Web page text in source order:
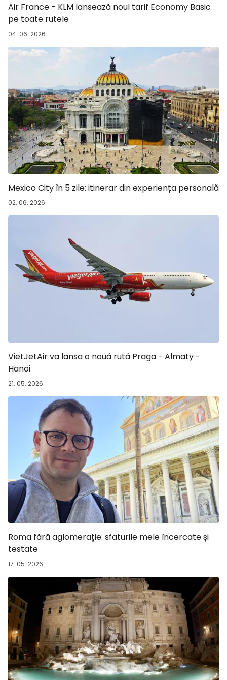
Air France - KLM lansează noul tarif Economy Basic
pe toate rutele
04. 06. 2026
Mexico City în 5 zile: itinerar din experiența personală
02. 06. 2026
VietJetAir va lansa o nouă rută Praga - Almaty -
Hanoi
21. 05. 2026
Roma fără aglomerație: sfaturile mele încercate și
testate
17. 05. 2026